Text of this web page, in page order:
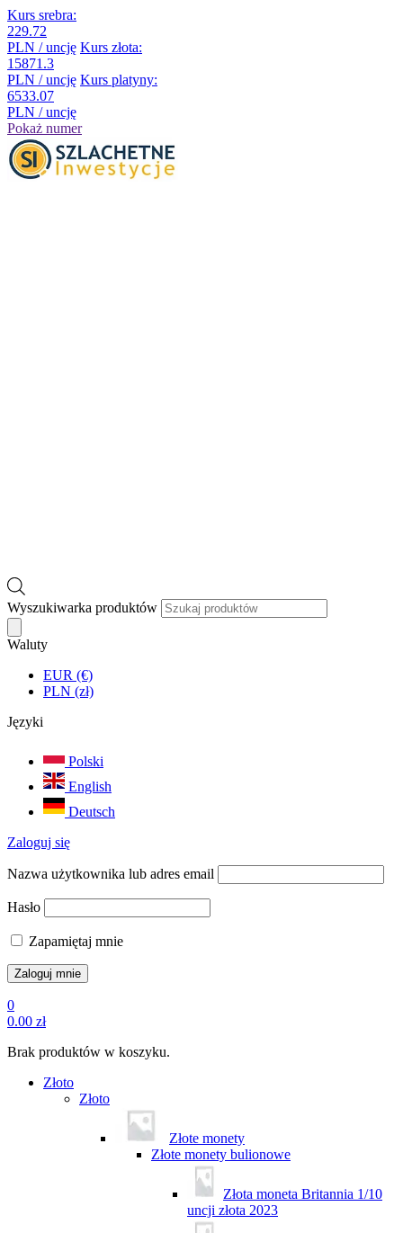
Kurs srebra:
229.72
PLN / uncję Kurs złota:
15871.3
PLN / uncję Kurs platyny:
6533.07
PLN / uncję
Pokaż numer
Wyszukiwarka produktów
Waluty
EUR (€)
PLN (zł)
Języki
Polski
English
Deutsch
Zaloguj się
Nazwa użytkownika lub adres email
Hasło
Zapamiętaj mnie
0
0.00 zł
Brak produktów w koszyku.
Złoto
Złoto
Złote monety
Złote monety bulionowe
Złota moneta Britannia 1/10
uncji złota 2023